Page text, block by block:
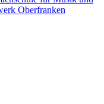
Oberfranken